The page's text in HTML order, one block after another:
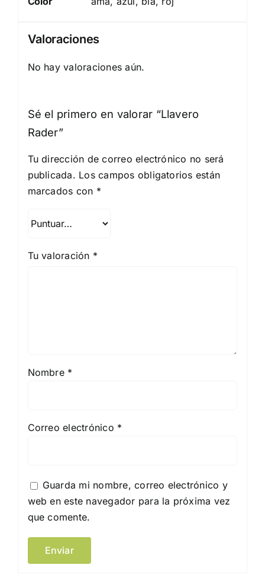
Valoraciones
No hay valoraciones aún.
Sé el primero en valorar “Llavero
Rader”
Tu dirección de correo electrónico no será
publicada. Los campos obligatorios están
marcados con *
Tu valoración *
Nombre *
Correo electrónico *
Guarda mi nombre, correo electrónico y
web en este navegador para la próxima vez
que comente.